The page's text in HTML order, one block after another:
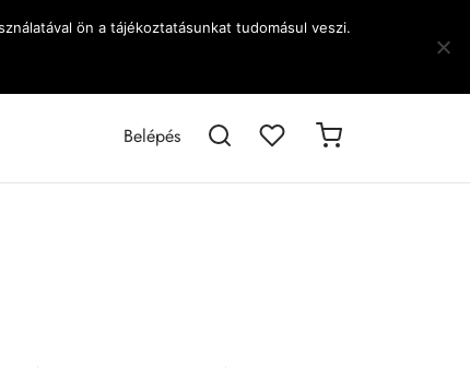
Belépés
ön a tájékoztatásunkat tudomásul veszi.